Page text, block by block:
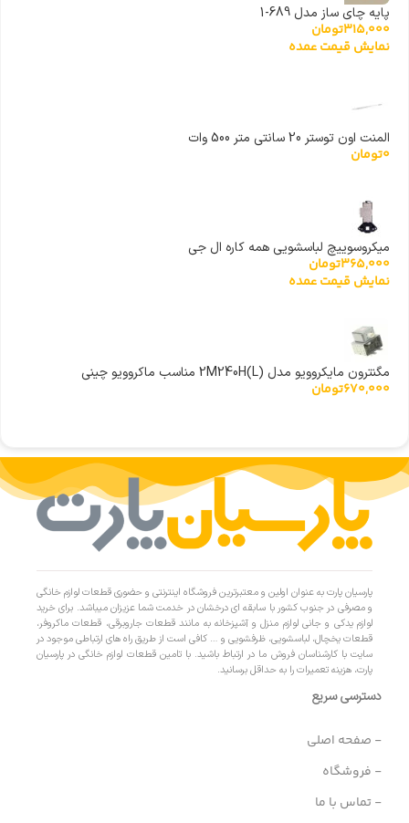
پایه چای ساز مدل 689-1
315,000تومان
نمایش قیمت عمده
المنت اون توستر 20 سانتی متر 500 وات
0تومان
میکروسوییچ لباسشویی همه کاره ال جی
365,000تومان
نمایش قیمت عمده
مگنترون مایکروویو مدل 2M240H(L) مناسب ماکروویو چینی
670,000تومان
پارسیان پارت به عنوان اولین و معتبرترین فروشگاه اینترنتی و حضوری قطعات لوازم خانگی
و مصرفی در جنوب کشور با سابقه ای درخشان در خدمت شما عزیزان میباشد. برای خرید
لوازم یدکی و جانی لوازم منزل و آشپزخانه به مانند قطعات جاروبرقی، قطعات ماکروفر،
قطعات یخچال، لباسشویی، ظرفشویی و … کافی است از طریق راه های ارتباطی موجود در
سایت با کارشناسان فروش ما در ارتباط باشید. با تامین قطعات لوازم خانگی در پارسیان
پارت، هزینه تعمیرات را به حداقل برسانید.
دسترسی سریع
- صفحه اصلی
- فروشگاه
- تماس با ما